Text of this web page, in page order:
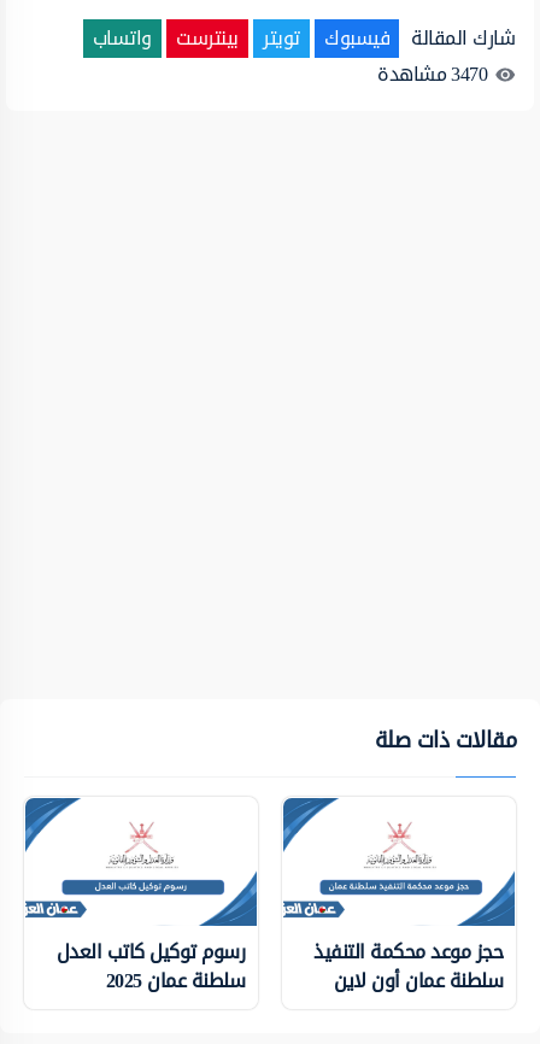
شارك المقالة فيسبوك تويتر بينترست
واتساب
3470مشاهدة
مقالات ذات صلة
حجز موعد محكمة التنفيذ
سلطنة عمان أون لاين
رسوم توكيل كاتب العدل
سلطنة عمان 2025